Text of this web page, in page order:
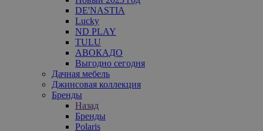
DE'NASTIA
Lucky
ND PLAY
TULU
АВОКАДО
Выгодно сегодня
Дачная мебель
Джинсовая коллекция
Бренды
Назад
Бренды
Polaris